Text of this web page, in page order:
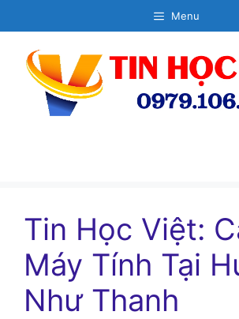
đến
dung
Menu
Tin Học Việt:
Máy Tính Tại
Như Thanh